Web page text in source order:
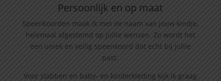
Persoonlijk en op maat
Speenkoorden maak ik met de naam van jouw kindje,
helemaal afgestemd op jullie wensen. Zo wordt het
een uniek en veilig speenkoord dat echt bij jullie
past.
Voor slabben en baby- en kinderkleding kijk ik graag